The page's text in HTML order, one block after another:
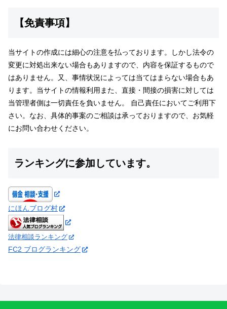
【免責事項】
当サイトの作成には細心の注意を払っております。しかし法令の
変更に対処出来ない場合もありますので、内容を保証するもので
はありません。又、事情状況によっては当てはまらない場合もあ
ります。当サイトの情報利用また、直接・間接の損害に対しては
当管理者側は一切責任を負いません。 自己責任においてご利用下
さい。なお、具体的事案のご相談は承っておりますので、お気軽
にお問い合わせください。
ランキングに参加しています。
にほんブログ村
法律相談ランキング
FC2 ブログランキング